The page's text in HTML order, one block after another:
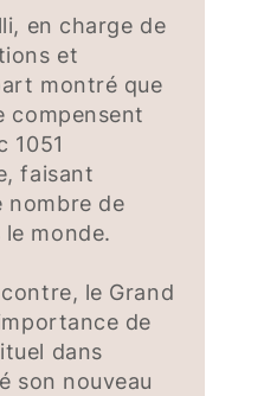
en charge de
et
montré que
compensent
1051
faisant
nombre de
monde.
le Grand
de
dans
son nouveau